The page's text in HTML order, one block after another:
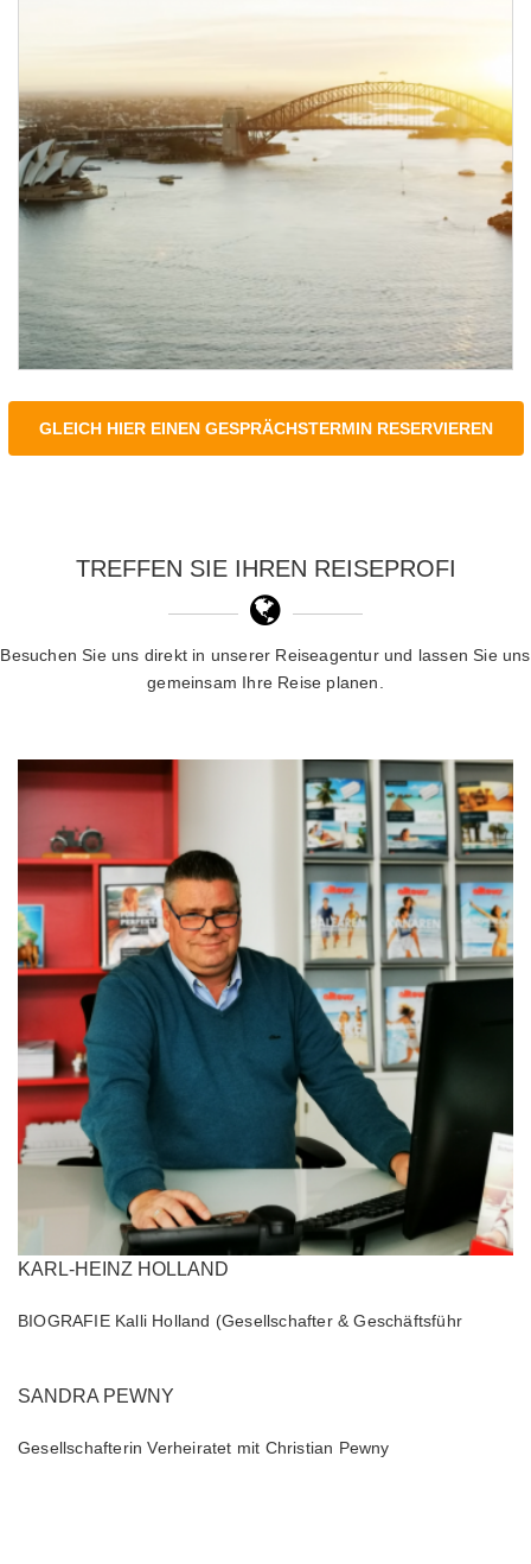
GLEICH HIER EINEN GESPRÄCHSTERMIN RESERVIEREN
TREFFEN SIE IHREN REISEPROFI
Besuchen Sie uns direkt in unserer Reiseagentur und lassen Sie uns
gemeinsam Ihre Reise planen.
KARL-HEINZ HOLLAND
BIOGRAFIE Kalli Holland (Gesellschafter & Geschäftsführ
SANDRA PEWNY
Gesellschafterin Verheiratet mit Christian Pewny